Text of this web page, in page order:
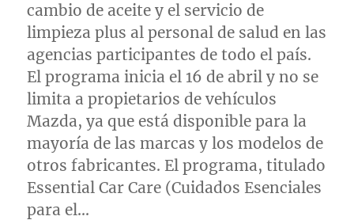
cambio de aceite y el servicio de
limpieza plus al personal de salud en las
agencias participantes de todo el país.
El programa inicia el 16 de abril y no se
limita a propietarios de vehículos
Mazda, ya que está disponible para la
mayoría de las marcas y los modelos de
otros fabricantes. El programa, titulado
Essential Car Care (Cuidados Esenciales
para el…